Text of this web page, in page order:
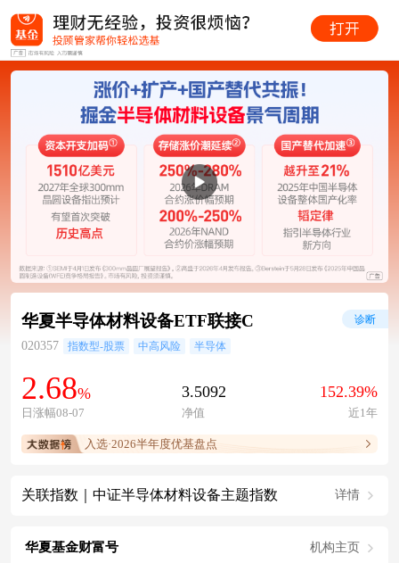
华夏半导体材料设备ETF联接C
020357 指数型-股票 中高风险 半导体
2.68%
日涨幅08-07
3.5092
净值
152.39%
近1年
入选·2026半年度优基盘点
诊断
关联指数｜中证半导体材料设备主题指数 详情
华夏基金财富号 机构主页